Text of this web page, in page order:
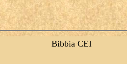
Bibbia CEI